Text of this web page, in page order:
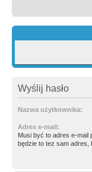
Wyślij hasło
Nazwa użytkownika:
Adres e-mail:
Musi być to adres e-mail
będzie to tez sam adres,